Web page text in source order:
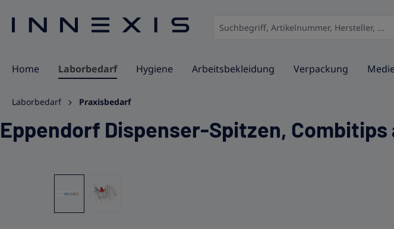
Home Laborbedarf Hygiene Arbeitsbekleidung Verpackung
Laborbedarf Praxisbedarf
Eppendorf Dispenser-Spitzen, Combitips